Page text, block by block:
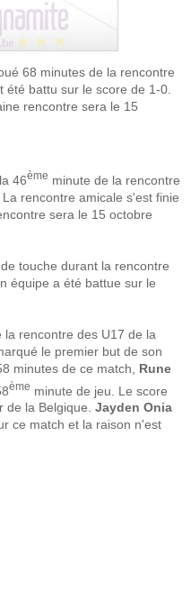
68 minutes de la rencontre
battu sur le score de 1-0.
rencontre sera le 15
46ème minute de la rencontre
rencontre amicale s'est finie
sera le 15 octobre
touche durant la rencontre
équipe a été battue sur le
rencontre des U17 de la
le premier but de son
minutes de ce match, Rune
ème minute de jeu. Le score
de la Belgique.Jayden Onia
ce match et la raison n'est